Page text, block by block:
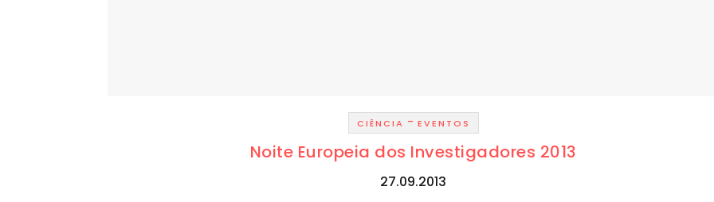
CIÊNCIA - EVENTOS
Noite Europeia dos Investigadores 2013
27.09.2013